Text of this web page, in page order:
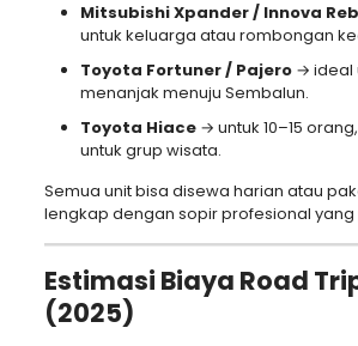
Mitsubishi Xpander / Innova
untuk keluarga atau rombongan
Toyota Fortuner / Pajero→ ideal
menanjak menuju Sembalun.
Toyota Hiace→ untuk 10–15
untuk grup wisata.
Semua unit bisa disewa harian atau
lengkap dengan sopir profesional
Estimasi Biaya Road
(2025)